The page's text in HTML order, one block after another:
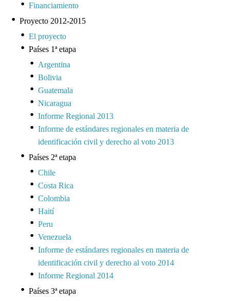
Financiamiento
Proyecto 2012-2015
El proyecto
Países 1ª etapa
Argentina
Bolivia
Guatemala
Nicaragua
Informe Regional 2013
Informe de estándares regionales en materia de
identificación civil y derecho al voto 2013
Países 2ª etapa
Chile
Costa Rica
Colombia
Haití
Peru
Venezuela
Informe de estándares regionales en materia de
identificación civil y derecho al voto 2014
Informe Regional 2014
Países 3ª etapa